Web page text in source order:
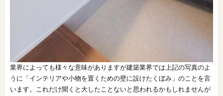
業界によっても様々な意味がありますが建築業界では上記の写真のよ
うに「インテリアや小物を置くための壁に設けたくぼみ」のことを言
います。これだけ聞くと大したことないと思われるかもしれませんが